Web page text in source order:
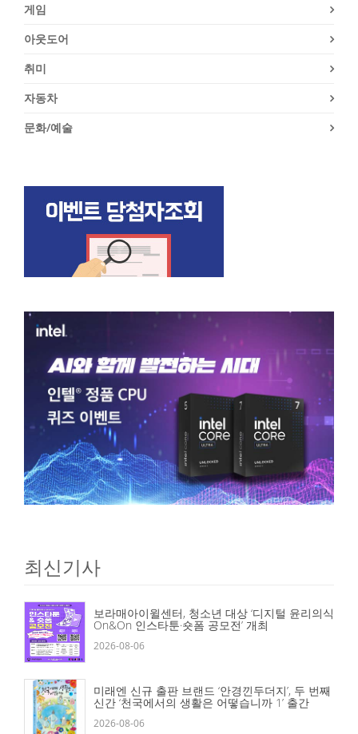
게임
아웃도어
취미
자동차
문화/예술
최신기사
보라매아이윌센터, 청소년 대상 ‘디지털 윤리의식
On&On 인스타툰·숏폼 공모전’ 개최
2026-08-06
미래엔 신규 출판 브랜드 ‘안경낀두더지’, 두 번째
신간 ‘천국에서의 생활은 어떻습니까 1’ 출간
2026-08-06